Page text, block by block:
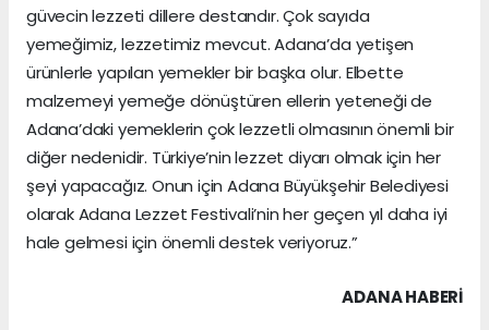
güvecin lezzeti dillere destandır. Çok sayıda
yemeğimiz, lezzetimiz mevcut. Adana’da yetişen
ürünlerle yapılan yemekler bir başka olur. Elbette
malzemeyi yemeğe dönüştüren ellerin yeteneği de
Adana’daki yemeklerin çok lezzetli olmasının önemli bir
diğer nedenidir. Türkiye’nin lezzet diyarı olmak için her
şeyi yapacağız. Onun için Adana Büyükşehir Belediyesi
olarak Adana Lezzet Festivali’nin her geçen yıl daha iyi
hale gelmesi için önemli destek veriyoruz.”
ADANA HABERİ